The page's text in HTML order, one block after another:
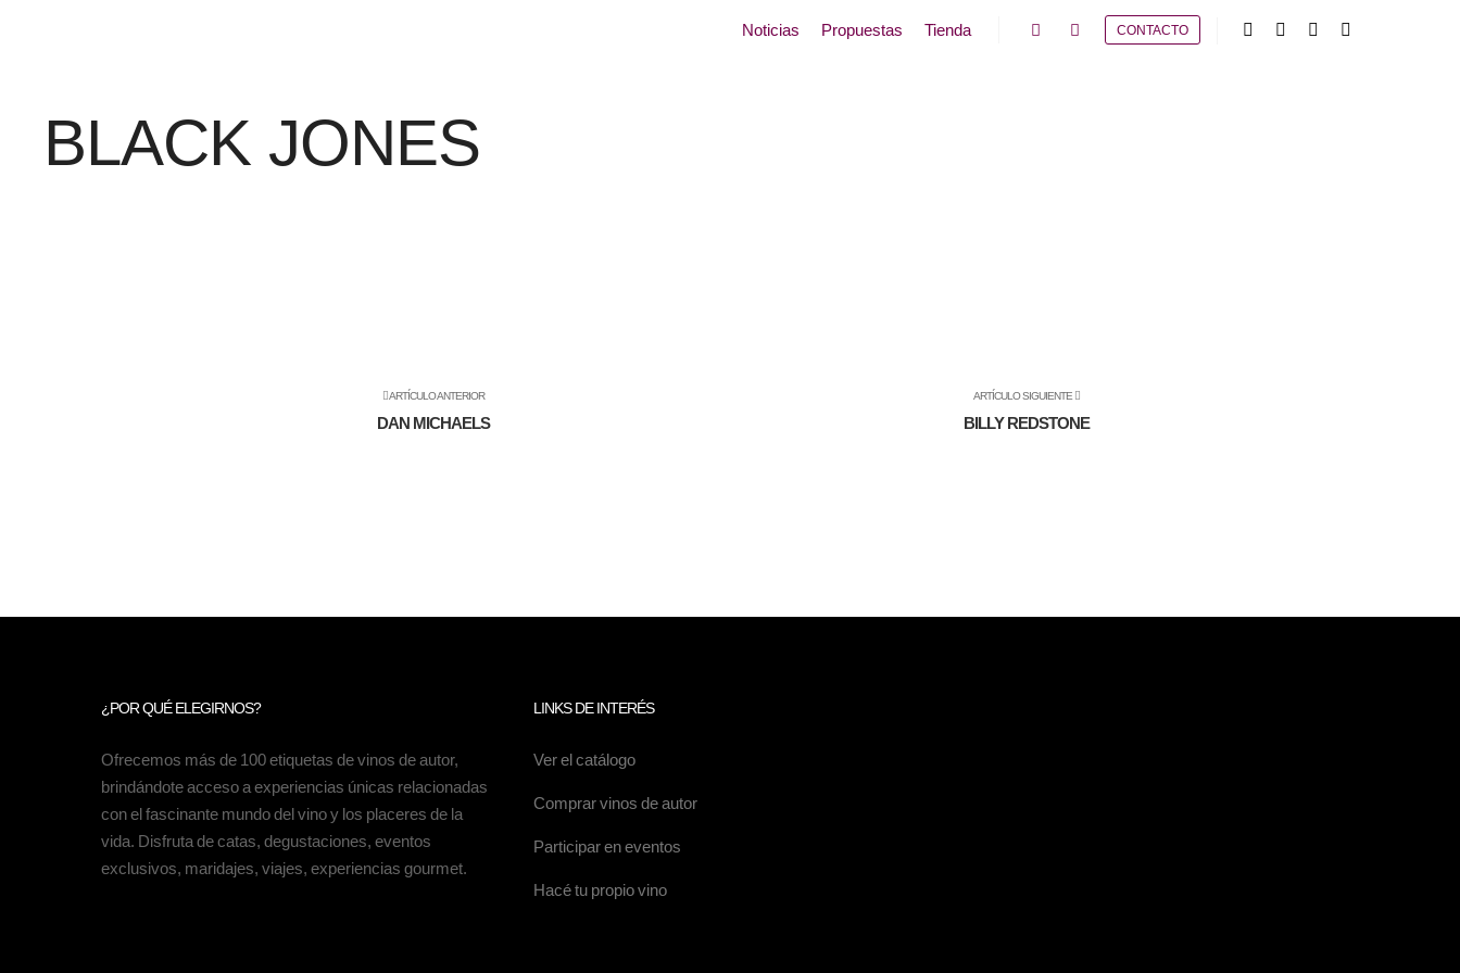
Noticias Propuestas Tienda CONTACTO
BLACK JONES
ARTÍCULO ANTERIOR
DAN MICHAELS
ARTÍCULO SIGUIENTE
BILLY REDSTONE
¿POR QUÉ ELEGIRNOS?
Ofrecemos más de 100 etiquetas de vinos de autor,
brindándote acceso a experiencias únicas relacionadas
con el fascinante mundo del vino y los placeres de la
vida. Disfruta de catas, degustaciones, eventos
exclusivos, maridajes, viajes, experiencias gourmet.
LINKS DE INTERÉS
Ver el catálogo
Comprar vinos de autor
Participar en eventos
Hacé tu propio vino